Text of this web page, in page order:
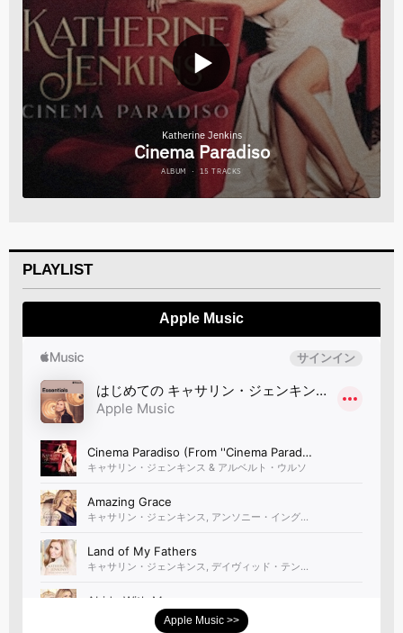
PLAYLIST
Apple Music
Apple Music >>